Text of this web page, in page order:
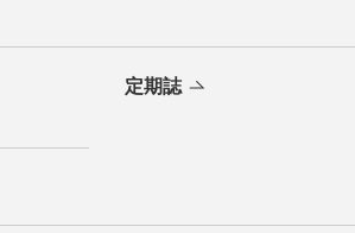
定期誌